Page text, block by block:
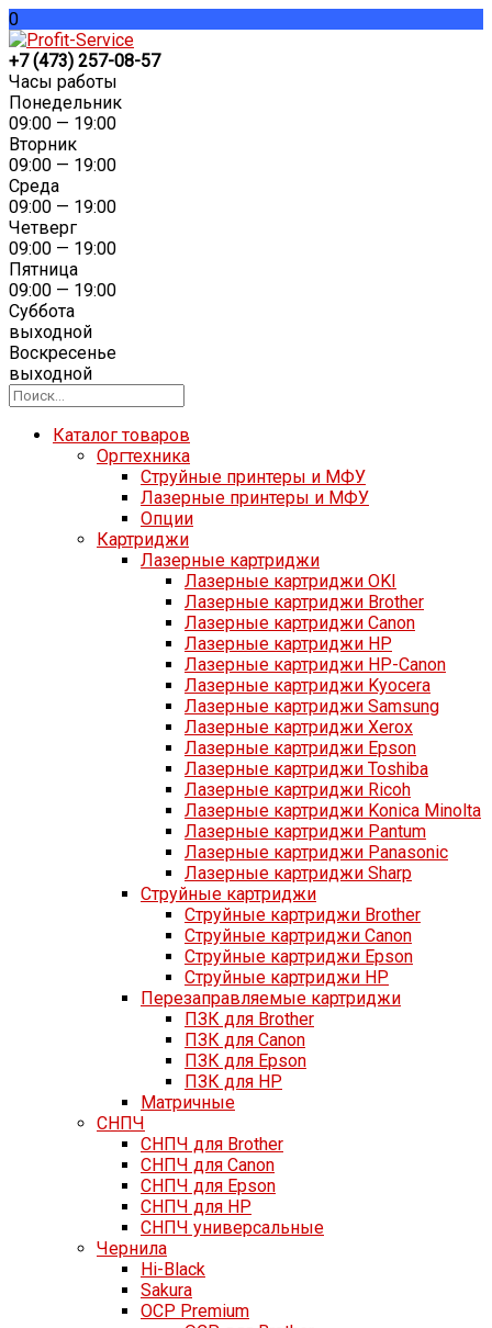
0
+7 (473) 257-08-57
Часы работы
Понедельник
09:00 — 19:00
Вторник
09:00 — 19:00
Среда
09:00 — 19:00
Четверг
09:00 — 19:00
Пятница
09:00 — 19:00
Суббота
выходной
Воскресенье
выходной
Каталог товаров
Оргтехника
Струйные принтеры и МФУ
Лазерные принтеры и МФУ
Опции
Картриджи
Лазерные картриджи
Лазерные картриджи OKI
Лазерные картриджи Brother
Лазерные картриджи Canon
Лазерные картриджи HP
Лазерные картриджи HP-Canon
Лазерные картриджи Kyocera
Лазерные картриджи Samsung
Лазерные картриджи Xerox
Лазерные картриджи Epson
Лазерные картриджи Toshiba
Лазерные картриджи Ricoh
Лазерные картриджи Konica Minolta
Лазерные картриджи Pantum
Лазерные картриджи Panasonic
Лазерные картриджи Sharp
Струйные картриджи
Струйные картриджи Brother
Струйные картриджи Canon
Струйные картриджи Epson
Струйные картриджи HP
Перезаправляемые картриджи
ПЗК для Brother
ПЗК для Canon
ПЗК для Epson
ПЗК для HP
Матричные
СНПЧ
СНПЧ для Brother
СНПЧ для Canon
СНПЧ для Epson
СНПЧ для HP
СНПЧ универсальные
Чернила
Hi-Black
Sakura
OCP Premium